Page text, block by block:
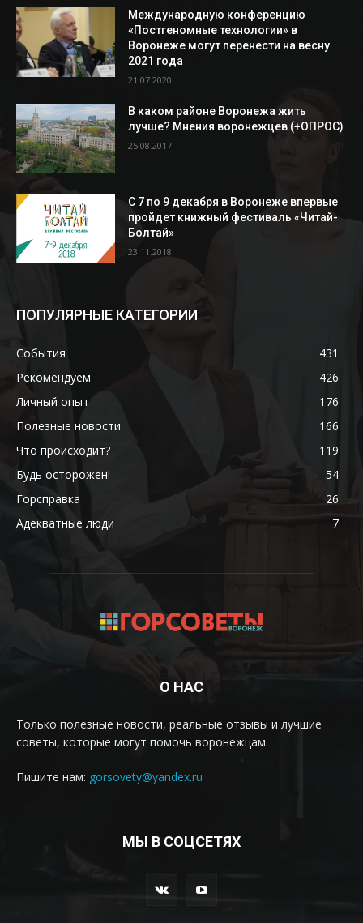
Международную конференцию
«Постгеномные технологии» в
Воронеже могут перенести на весну
2021 года
21.07.2020
В каком районе Воронежа жить
лучше? Мнения воронежцев (+ОПРОС)
25.08.2017
С 7 по 9 декабря в Воронеже впервые
пройдет книжный фестиваль «Читай-
Болтай»
23.11.2018
ПОПУЛЯРНЫЕ КАТЕГОРИИ
События
431
Рекомендуем
426
Личный опыт
176
Полезные новости
166
Что происходит?
119
Будь осторожен!
54
Горсправка
26
Адекватные люди
7
О НАС
Только полезные новости, реальные отзывы и лучшие
советы, которые могут помочь воронежцам.
Пишите нам: gorsovety@yandex.ru
МЫ В СОЦСЕТЯХ